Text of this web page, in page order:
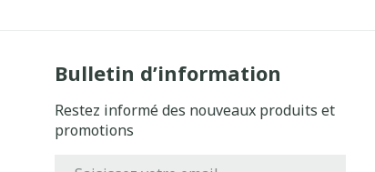
Bulletin d’information
Restez informé des nouveaux produits et
promotions